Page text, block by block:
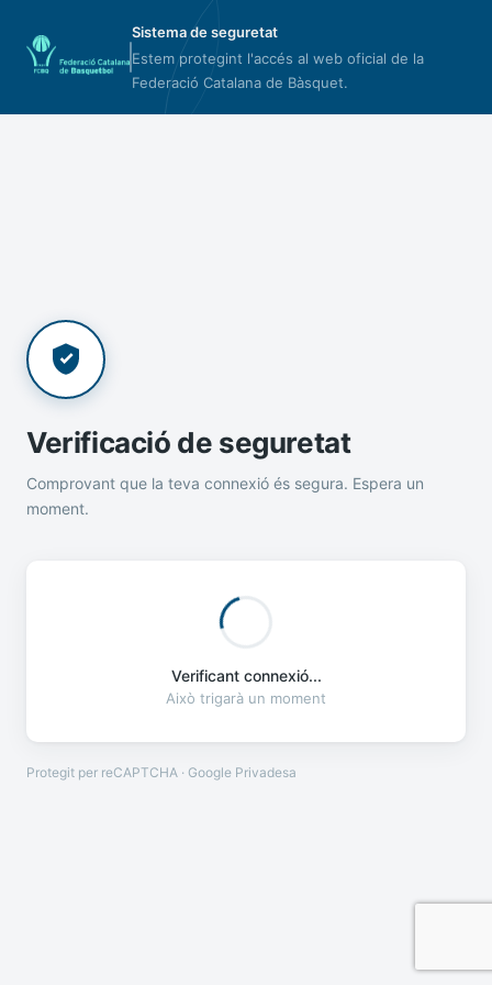
Sistema de seguretat
Estem protegint l'accés al web oficial de la
Federació Catalana de Bàsquet.
Verificació de seguretat
Comprovant que la teva connexió és segura. Espera un
moment.
Verificant connexió...
Això trigarà un moment
Protegit per reCAPTCHA · Google Privadesa